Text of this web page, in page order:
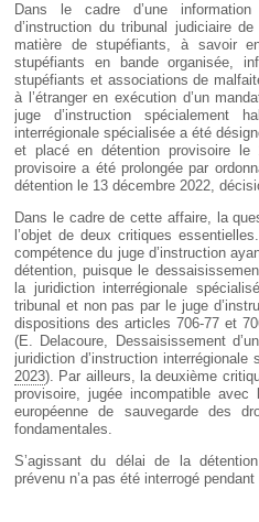
Dans le cadre d’une
d’instruction du tribunal judiciaire
matière de stupéfiants, à savoir
stupéfiants en bande organisée,
stupéfiants et associations de
à l’étranger en exécution d’un
juge d’instruction spécialement
interrégionale spécialisée a été
et placé en détention provisoire le
provisoire a été prolongée par
détention le 13 décembre 2022,
Dans le cadre de cette affaire, la
l’objet de deux critiques
compétence du juge d’instruction
détention, puisque le
la juridiction interrégionale
tribunal et non pas par le juge
dispositions des articles 706-77 et
(E. Delacoure, Dessaisissement
juridiction d’instruction interrégionale
2023). Par ailleurs, la deuxième
provisoire, jugée incompatible
européenne de sauvegarde des
fondamentales.
S’agissant du délai de la
prévenu n’a pas été interrogé pendant